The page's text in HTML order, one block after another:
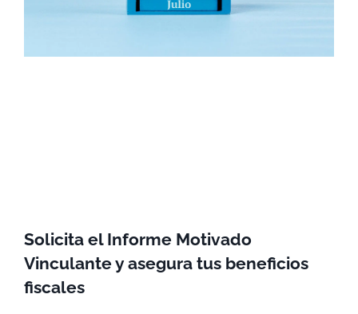
Solicita el Informe Motivado
Vinculante y asegura tus beneficios
fiscales